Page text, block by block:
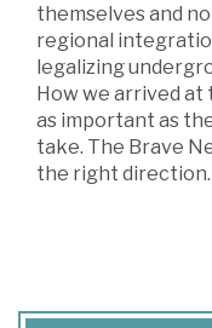
themselves and
regional
legalizing
How we arrived at
as important as
take. The Brave
the right direction.